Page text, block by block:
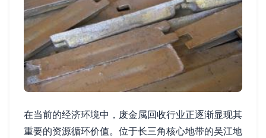
在当前的经济环境中，废金属回收行业正逐渐显现其
重要的资源循环价值。位于长三角核心地带的吴江地